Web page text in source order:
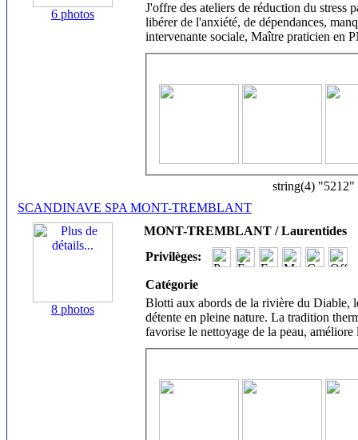
6 photos
J'offre des ateliers de réduction du stress
libérer de l'anxiété, de dépendances,
intervenante sociale, Maître praticien en
string(4) "5212"
SCANDINAVE SPA MONT-TREMBLANT
8 photos
MONT-TREMBLANT / Laurentides
Privilèges:
Catégorie
Blotti aux abords de la rivière du Diable,
détente en pleine nature. La tradition
favorise le nettoyage de la peau,